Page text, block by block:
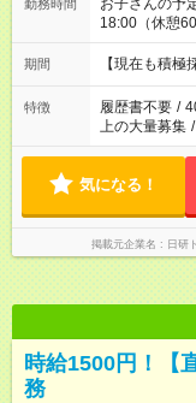
勤務時間
お子さんの予定に
18:00（休憩
19:00（休憩60分） ※Wワーク希望の方へ 今
望する勤務時
期間 【現在も積極
特徴 履歴書不要 /
上の大量募集 /
気になる！
掲載元企業名 日研
時給1500円！【
務